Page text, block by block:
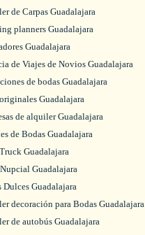
de Carpas Guadalajara
planners Guadalajara
Guadalajara
de Viajes de Novios Guadalajara
de bodas Guadalajara
Guadalajara
de alquiler Guadalajara
de Bodas Guadalajara
Guadalajara
Guadalajara
Dulces Guadalajara
decoración para Bodas Guadalajara
de autobús Guadalajara